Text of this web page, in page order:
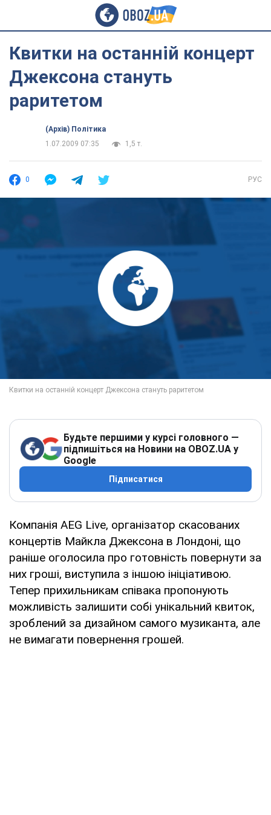
Квитки на останній концерт
Джексона стануть
раритетом
(Архів) Політика
1.07.2009 07:35
1,5 т.
0 РУС
Будьте першими у курсі головного —
підпишіться на Новини на OBOZ.UA у
Google
Підписатися
Компанія AEG Live, організатор скасованих
концертів Майкла Джексона в Лондоні, що
раніше оголосила про готовність повернути за
них гроші, виступила з іншою ініціативою.
Тепер прихильникам співака пропонують
можливість залишити собі унікальний квиток,
зроблений за дизайном самого музиканта, але
не вимагати повернення грошей.